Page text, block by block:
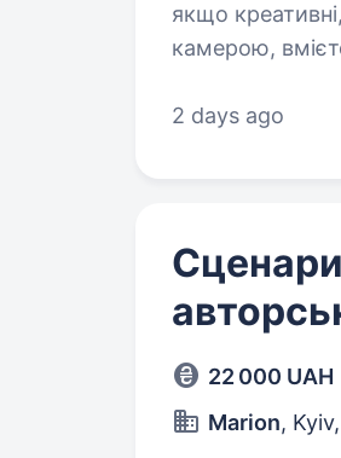
якщо
камерою, вмієте
2 days ago
22 000 UAH
Marion, Kyiv,